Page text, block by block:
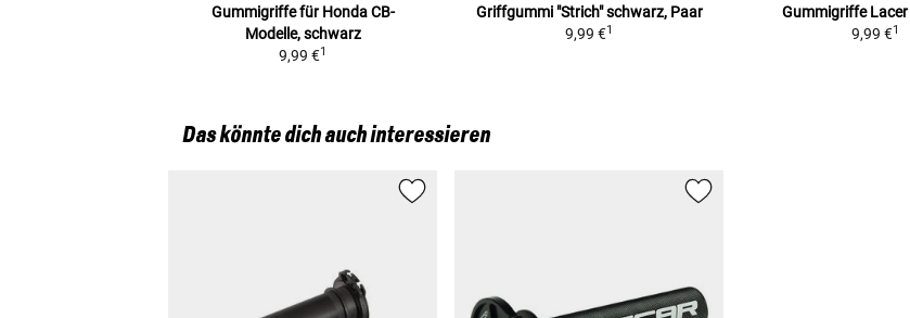
Gummigriffe für Honda CB-
Modelle, schwarz
9,99 €1
Griffgummi "Strich" schwarz, Paar
9,99 €1
Gummigriffe Lacer
9,99 €1
Das könnte dich auch interessieren